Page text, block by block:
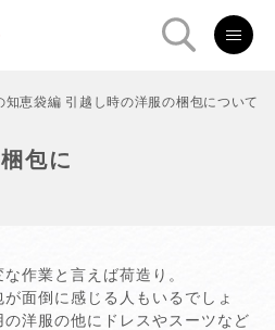
知恵袋編 引越し時の洋服の梱包について
包に
作業と言えば荷造り。
面倒に感じる人もいるでしょ
洋服の他にドレスやスーツなど